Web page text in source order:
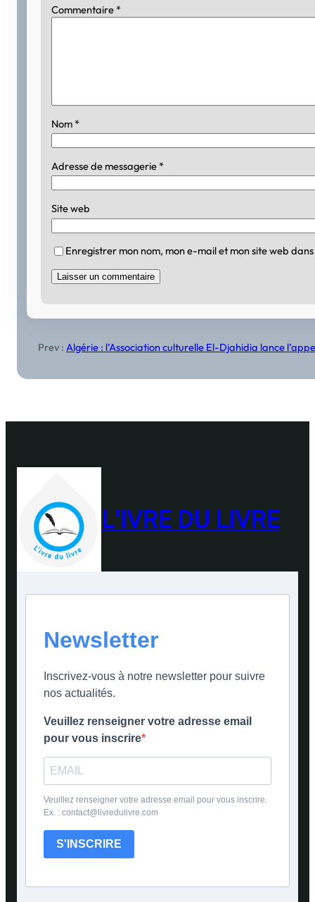
Commentaire *
Nom *
Adresse de messagerie *
Site web
Enregistrer mon nom, mon e-mail et mon site web
Prev :Algérie : l’Association culturelle El-Djahidia lance
L'IVRE DU LIVRE
Newsletter
Inscrivez-vous à notre newsletter pour suivre
nos actualités.
Veuillez renseigner votre adresse email
pour vous inscrire
Veuillez renseigner votre adresse email pour vous inscrire.
Ex. : contact@livredulivre.com
S'INSCRIRE